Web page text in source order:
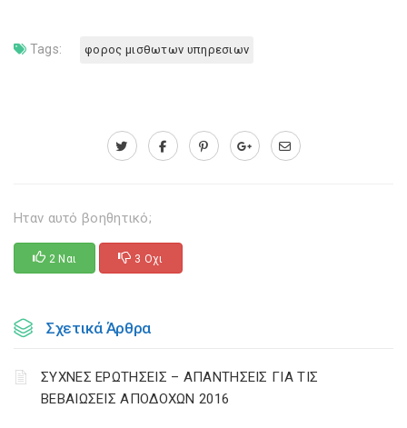
Tags: φορος μισθωτων υπηρεσιων
Ηταν αυτό βοηθητικό;
2 Ναι 3 Οχι
Σχετικά Άρθρα
ΣΥΧΝΕΣ ΕΡΩΤΗΣΕΙΣ – ΑΠΑΝΤΗΣΕΙΣ ΓΙΑ ΤΙΣ
ΒΕΒΑΙΩΣΕΙΣ ΑΠΟΔΟΧΩΝ 2016